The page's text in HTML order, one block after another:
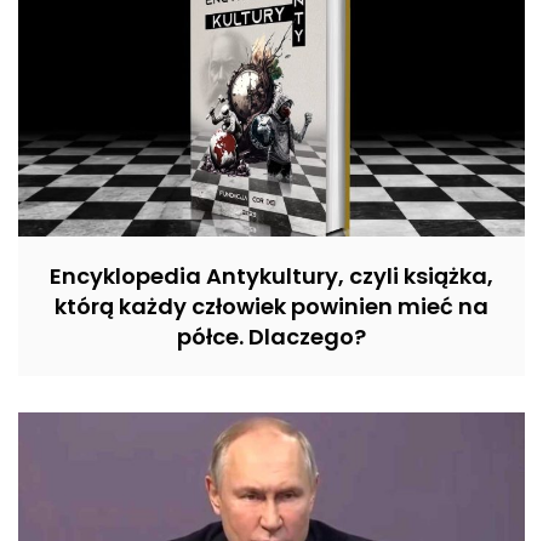
Encyklopedia Antykultury, czyli książka,
którą każdy człowiek powinien mieć na
półce. Dlaczego?